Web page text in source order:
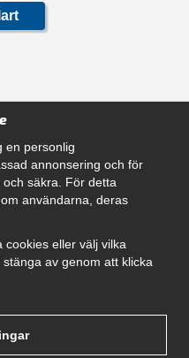
en personlig
annonsering och för
säkra. För detta
användarna, deras
cookies eller välj vilka
av genom att klicka